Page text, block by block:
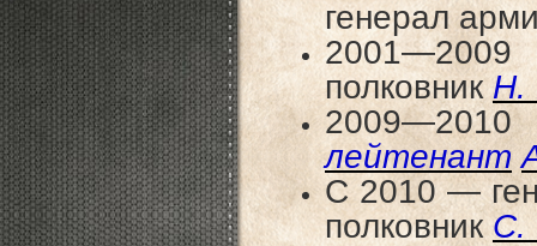
генерал
полковникН.
лейтенант
С 2010 —
полковникС.